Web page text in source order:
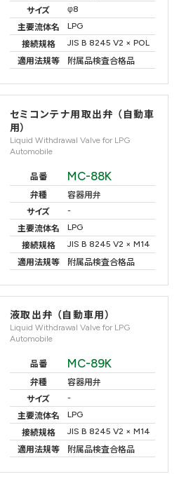
サイズ
φ8
主要流体名
LPG
接続規格
JIS B 8245 V2 × POL
適用法規等
附属品検査合格品
セミコンテナ用取出弁 （自動車
用）
Liquid Withdrawal Valve for LPG
Automobile
品番 MC-88K
弁種
容器用弁
サイズ
-
主要流体名
LPG
接続規格
JIS B 8245 V2 × M14
適用法規等
附属品検査合格品
液取出弁 （自動車用）
Liquid Withdrawal Valve for LPG
Automobile
品番 MC-89K
弁種
容器用弁
サイズ
-
主要流体名
LPG
接続規格
JIS B 8245 V2 × M14
適用法規等
附属品検査合格品